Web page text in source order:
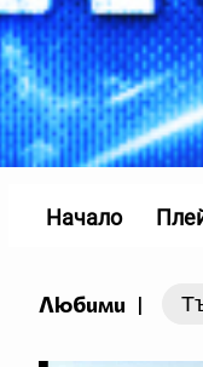
Любими |
Начало